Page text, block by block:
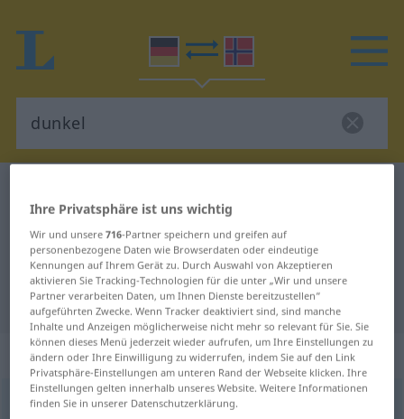
Deutsch-Norwegisch Übersetzung
für "dunkel"
"dunkel" Norwegisch Übersetzung
„dunkel“
dunkel
Ihre Privatsphäre ist uns wichtig
Wir und unsere716-Partner speichern und greifen auf
personenbezogene Daten wie Browserdaten oder eindeutige
Kennungen auf Ihrem Gerät zu. Durch Auswahl von Akzeptieren
aktivieren Sie Tracking-Technologien für die unter „Wir und unsere
Partner verarbeiten Daten, um Ihnen Dienste bereitzustellen“
aufgeführten Zwecke. Wenn Tracker deaktiviert sind, sind manche
Inhalte und Anzeigen möglicherweise nicht mehr so relevant für Sie. Sie
können dieses Menü jederzeit wieder aufrufen, um Ihre Einstellungen zu
ändern oder Ihre Einwilligung zu widerrufen, indem Sie auf den Link
Privatsphäre-Einstellungen am unteren Rand der Webseite klicken. Ihre
Einstellungen gelten innerhalb unseres Website. Weitere Informationen
finden Sie in unserer Datenschutzerklärung.